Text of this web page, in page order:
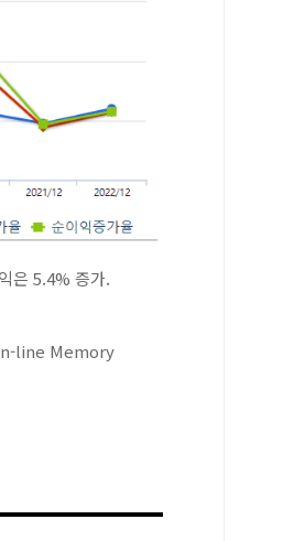
은 5.4% 증가.
In-line Memory